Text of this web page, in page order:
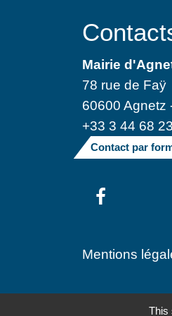
Mairie
78 rue de Faÿ
60600 Agnetz
+33 3 44 68
Contact par
Mentions
This